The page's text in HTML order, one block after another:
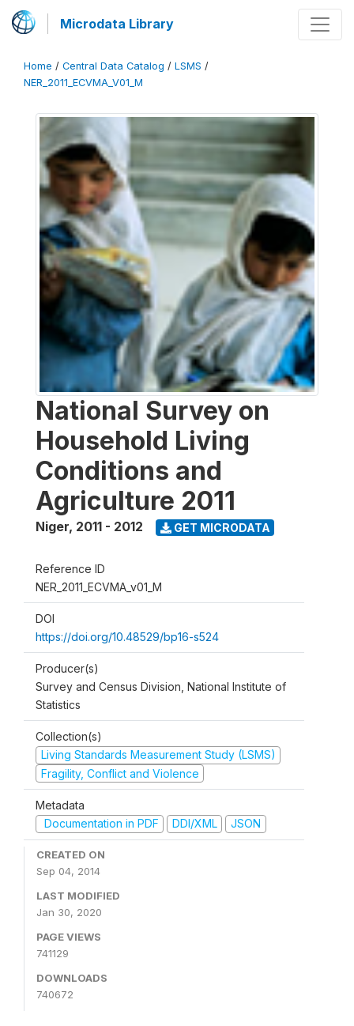
Microdata Library
Home / Central Data Catalog / LSMS /
NER_2011_ECVMA_V01_M
National Survey on
Household Living
Conditions and
Agriculture 2011
Niger, 2011 - 2012 GET MICRODATA
Reference ID
NER_2011_ECVMA_v01_M
DOI
https://doi.org/10.48529/bp16-s524
Producer(s)
Survey and Census Division, National Institute of
Statistics
Collection(s)
Living Standards Measurement Study (LSMS)
Fragility, Conflict and Violence
Metadata
Documentation in PDF
DDI/XML JSON
CREATED ON
Sep 04, 2014
LAST MODIFIED
Jan 30, 2020
PAGE VIEWS
741129
DOWNLOADS
740672